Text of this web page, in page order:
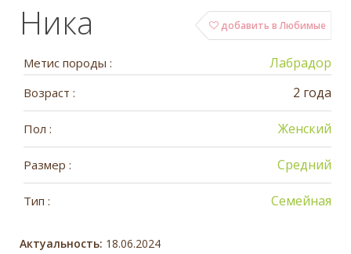
добавить в Любимые
Ника
Метис породы : Лабрадор
Возраст : 2 года
Пол : Женский
Размер : Средний
Тип : Семейная
Актуальность: 18.06.2024